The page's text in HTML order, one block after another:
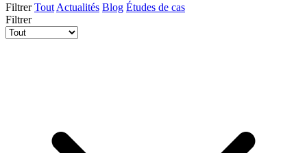
Filtrer Tout Actualités Blog Études de cas
Filtrer